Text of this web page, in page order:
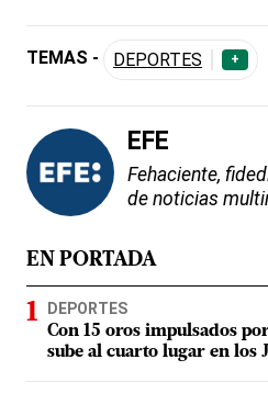
TEMAS - DEPORTES +
EFE
Fehaciente,
de noticias
EN PORTADA
DEPORTES
Con 15 oros impulsados
sube al cuarto lugar en los